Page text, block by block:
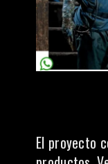
El proyecto